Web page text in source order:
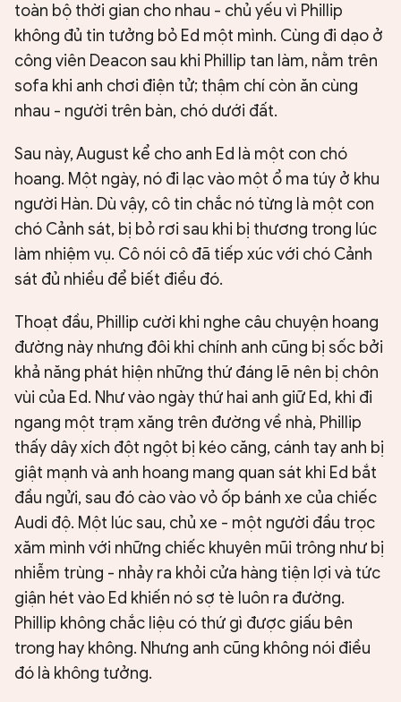
toàn bộ thời gian cho nhau - chủ yếu vì Phillip
không đủ tin tưởng bỏ Ed một mình. Cùng đi dạo ở
công viên Deacon sau khi Phillip tan làm, nằm trên
sofa khi anh chơi điện tử; thậm chí còn ăn cùng
nhau - người trên bàn, chó dưới đất.
Sau này, August kể cho anh Ed là một con chó
hoang. Một ngày, nó đi lạc vào một ổ ma túy ở khu
người Hàn. Dù vậy, cô tin chắc nó từng là một con
chó Cảnh sát, bị bỏ rơi sau khi bị thương trong lúc
làm nhiệm vụ. Cô nói cô đã tiếp xúc với chó Cảnh
sát đủ nhiều để biết điều đó.
Thoạt đầu, Phillip cười khi nghe câu chuyện hoang
đường này nhưng đôi khi chính anh cũng bị sốc bởi
khả năng phát hiện những thứ đáng lẽ nên bị chôn
vùi của Ed. Như vào ngày thứ hai anh giữ Ed, khi đi
ngang một trạm xăng trên đường về nhà, Phillip
thấy dây xích đột ngột bị kéo căng, cánh tay anh bị
giật mạnh và anh hoang mang quan sát khi Ed bắt
đầu ngửi, sau đó cào vào vỏ ốp bánh xe của chiếc
Audi độ. Một lúc sau, chủ xe - một người đầu trọc
xăm mình với những chiếc khuyên mũi trông như bị
nhiễm trùng - nhảy ra khỏi cửa hàng tiện lợi và tức
giận hét vào Ed khiến nó sợ tè luôn ra đường.
Phillip không chắc liệu có thứ gì được giấu bên
trong hay không. Nhưng anh cũng không nói điều
đó là không tưởng.